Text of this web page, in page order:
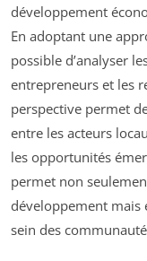
développement
En adoptant une
possible d’analyser
entrepreneurs et les
perspective permet
entre les acteurs
les opportunités
permet non
développement mais
sein des